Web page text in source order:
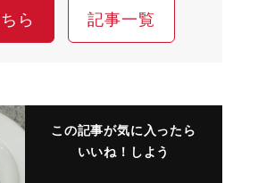
ら 記事一覧
この記事が気に入ったら
いいね！しよう